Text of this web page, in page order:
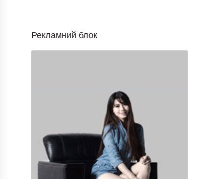
Рекламний блок